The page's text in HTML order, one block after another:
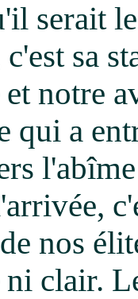
serait
sa
et notre
qui a
nos
clair.